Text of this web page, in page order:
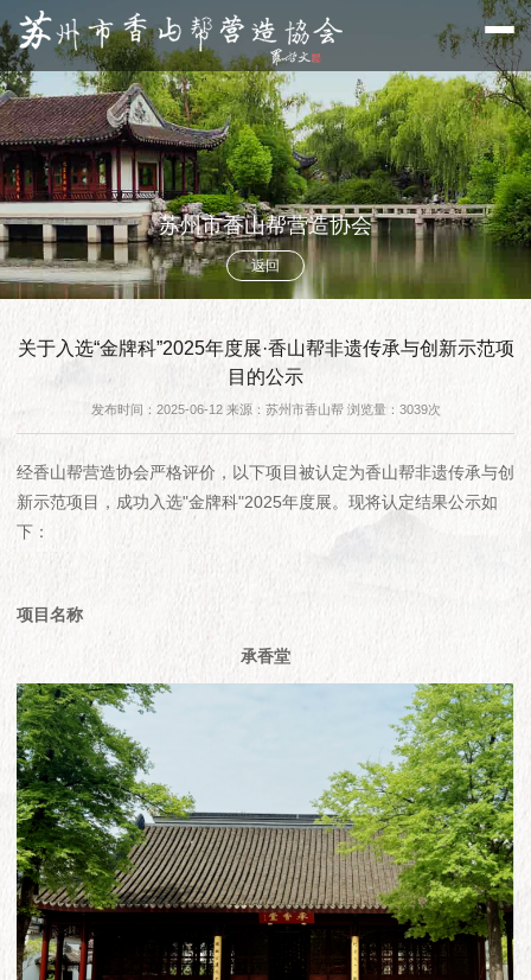
苏州市香山帮营造协会
返回
关于入选“金牌科”2025年度展·香山帮非遗传承与创新示范项
目的公示
发布时间：2025-06-12 来源：苏州市香山帮 浏览量：3039次
经香山帮营造协会严格评价，以下项目被认定为香山帮非遗传承与创
新示范项目，成功入选"金牌科"2025年度展。现将认定结果公示如
下：
项目名称
承香堂